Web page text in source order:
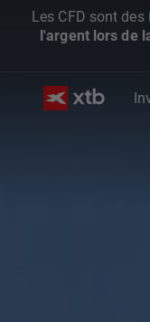
Les CFD sont
l'argent lors de